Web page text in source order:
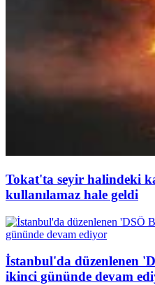
Tokat'ta seyir halindeki
kullanılamaz hale geldi
İstanbul'da düzenlenen
ikinci gününde devam